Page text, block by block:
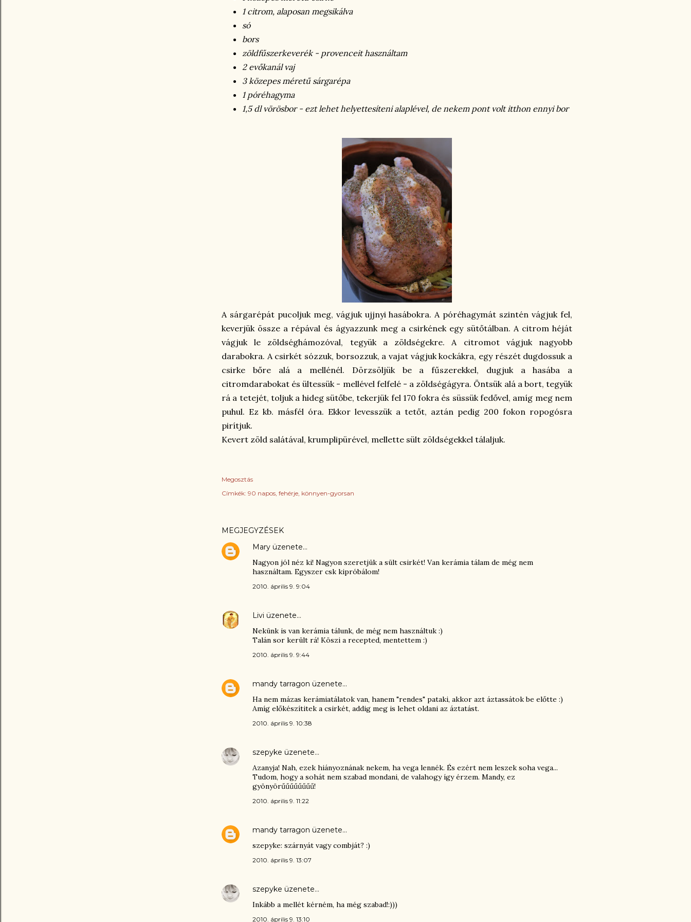
1 citrom, alaposan megsikálva
só
bors
zöldfűszerkeverék - provenceit használtam
2 evőkanál vaj
3 közepes méretű sárgarépa
1 póréhagyma
1,5 dl vörösbor - ezt lehet helyettesíteni alaplével, de nekem pont volt itthon ennyi bor
A sárgarépát pucoljuk meg, vágjuk ujjnyi hasábokra. A póréhagymát szintén vágjuk fel,
keverjük össze a répával és ágyazzunk meg a csirkének egy sütőtálban. A citrom héját
vágjuk le zöldséghámozóval, tegyük a zöldségekre. A citromot vágjuk nagyobb
darabokra. A csirkét sózzuk, borsozzuk, a vajat vágjuk kockákra, egy részét dugdossuk a
csirke bőre alá a mellénél. Dörzsöljük be a fűszerekkel, dugjuk a hasába a
citromdarabokat és ültessük - mellével felfelé - a zöldségágyra. Öntsük alá a bort, tegyük
rá a tetejét, toljuk a hideg sütőbe, tekerjük fel 170 fokra és süssük fedővel, amíg meg nem
puhul. Ez kb. másfél óra. Ekkor levesszük a tetőt, aztán pedig 200 fokon ropogósra
pirítjuk.
Kevert zöld salátával, krumplipürével, mellette sült zöldségekkel tálaljuk.
Megosztás
Címkék: 90 napos fehérje könnyen-gyorsan
MEGJEGYZÉSEK
Mary üzenete…
Nagyon jól néz ki! Nagyon szeretjük a sült csirkét! Van kerámia tálam de még nem
használtam. Egyszer csk kipróbálom!
2010. április 9. 9:04
Livi üzenete…
Nekünk is van kerámia tálunk, de még nem használtuk :)
Talán sor került rá! Köszi a recepted, mentettem :)
2010. április 9. 9:44
mandy tarragon üzenete…
Ha nem mázas kerámiatálatok van, hanem "rendes" pataki, akkor azt áztassátok be előtte :)
Amíg előkészítitek a csirkét, addig meg is lehet oldani az áztatást.
2010. április 9. 10:38
szepyke üzenete…
Azanyja! Nah, ezek hiányoznának nekem, ha vega lennék. És ezért nem leszek soha vega...
Tudom, hogy a sohát nem szabad mondani, de valahogy így érzem. Mandy, ez
gyönyörűűűűűűűű!
2010. április 9. 11:22
mandy tarragon üzenete…
szepyke: szárnyát vagy combját? :)
2010. április 9. 13:07
szepyke üzenete…
Inkább a mellét kérném, ha még szabad!:)))
2010. április 9. 13:10